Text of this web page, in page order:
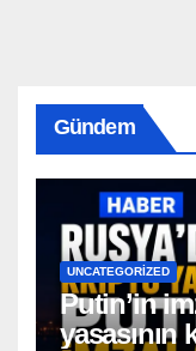
Gündem
UNCATEGORIZED
Putin’in
yasasının